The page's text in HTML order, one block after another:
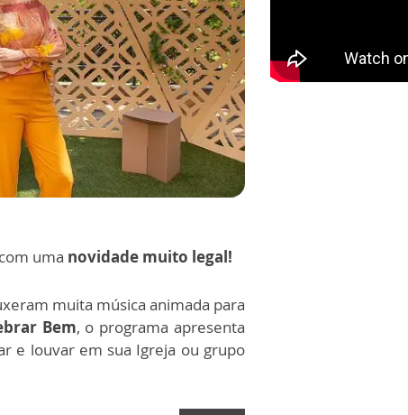
uma novidade muito legal!
muita música animada para
Bem, o programa apresenta
e louvar em sua Igreja ou grupo